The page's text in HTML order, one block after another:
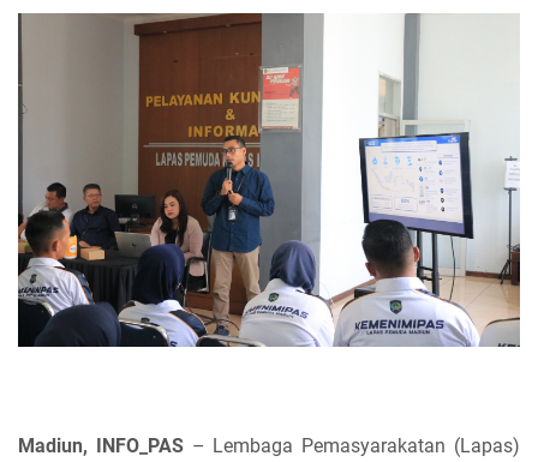
Madiun, INFO_PAS– Lembaga Pemasyarakatan (Lapas)